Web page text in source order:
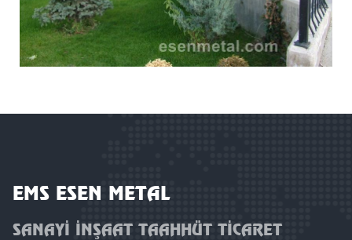
EMS ESEN METAL
SANAYİ İNŞAAT TAAHHÜT TİCARET